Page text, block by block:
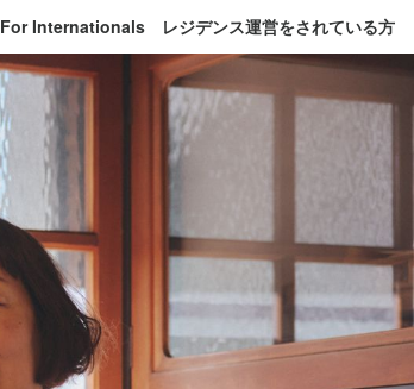
For Internationals レジデンス運営をされている方